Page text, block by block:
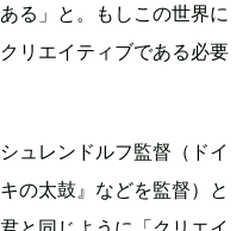
る」と。もしこの世界に
リエイティブである必要
ュレンドルフ監督（ドイ
の太鼓』などを監督）と